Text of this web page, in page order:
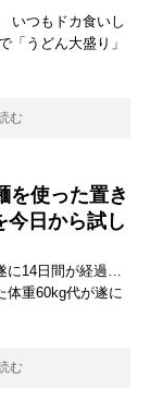
いつもドカ食いし
「うどん大盛り」
む
を使った置き
今日から試し
に14日間が経過…
体重60kg代が遂に
む